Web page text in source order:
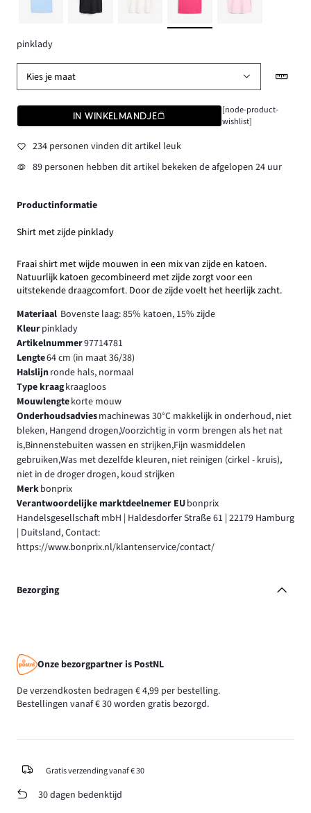
pinklady
Kies je maat
IN WINKELMANDJE
[node-product-
wishlist]
234 personen vinden dit artikel leuk
89 personen hebben dit artikel bekeken de afgelopen 24 uur
Productinformatie
Shirt met zijde pinklady
Fraai shirt met wijde mouwen in een mix van zijde en katoen.
Natuurlijk katoen gecombineerd met zijde zorgt voor een
uitstekende draagcomfort. Door de zijde voelt het heerlijk zacht.
Materiaal Bovenste laag: 85% katoen, 15% zijde
Kleurpinklady
Artikelnummer97714781
Lengte64 cm (in maat 36/38)
Halslijnronde hals, normaal
Type kraagkraagloos
Mouwlengtekorte mouw
Onderhoudsadviesmachinewas 30°C makkelijk in onderhoud, niet
bleken, Hangend drogen,Voorzichtig in vorm brengen als het nat
is,Binnenstebuiten wassen en strijken,Fijn wasmiddelen
gebruiken,Was met dezelfde kleuren, niet reinigen (cirkel - kruis),
niet in de droger drogen, koud strijken
Merkbonprix
Verantwoordelijke marktdeelnemer EUbonprix
Handelsgesellschaft mbH | Haldesdorfer Straße 61 | 22179 Hamburg
| Duitsland, Contact:
https://www.bonprix.nl/klantenservice/contact/
Bezorging
Onze bezorgpartner is PostNL
De verzendkosten bedragen € 4,99 per bestelling.
Bestellingen vanaf € 30 worden gratis bezorgd.
Gratis verzending vanaf € 30
30 dagen bedenktijd